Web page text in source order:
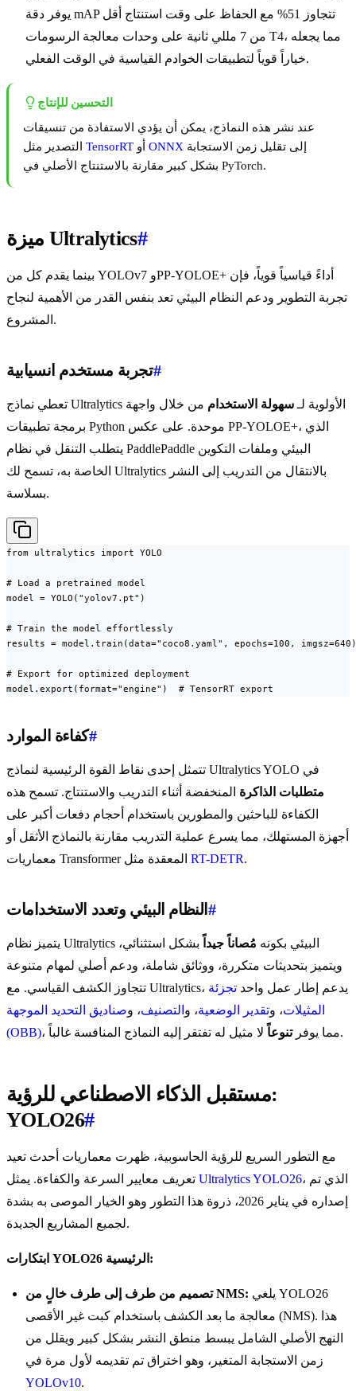
يوفر دقة mAP تتجاوز 51% مع الحفاظ على وقت استنتاج أقل
من 7 مللي ثانية على وحدات معالجة الرسومات T4، مما يجعله
خياراً قوياً لتطبيقات الخوادم القياسية في الوقت الفعلي.
التحسين للإنتاج
عند نشر هذه النماذج، يمكن أن يؤدي الاستفادة من تنسيقات
TensorRT ONNX
بشكل كبير مقارنة بالاستنتاج الأصلي في PyTorch.
ميزة Ultralytics#
بينما يقدم كل من YOLOv7 وPP-YOLOE+ أداءً قياسياً قوياً، فإن
تجربة التطوير ودعم النظام البيئي تعد بنفس القدر من الأهمية لنجاح
المشروع.
تجربة مستخدم انسيابية#
تعطي نماذج Ultralytics الأولوية لـ سهولة الاستخدام من خلال واجهة
برمجة تطبيقات Python موحدة. على عكس PP-YOLOE+، الذي
يتطلب التنقل في نظام PaddlePaddle البيئي وملفات التكوين
الخاصة به، تسمح لك Ultralytics بالانتقال من التدريب إلى النشر
بسلاسة.
from ultralytics import YOLO
# Load a pretrained model
model = YOLO("yolov7.pt")
# Train the model effortlessly
results = model.train(data="coco8.yaml", epochs=100, imgsz=640)
# Export for optimized deployment
model.export(format="engine")  # TensorRT export
كفاءة الموارد#
تتمثل إحدى نقاط القوة الرئيسية لنماذج Ultralytics YOLO في
متطلبات الذاكرة المنخفضة أثناء التدريب والاستنتاج. تسمح هذه
الكفاءة للباحثين والمطورين باستخدام أحجام دفعات أكبر على
أجهزة المستهلك، مما يسرع عملية التدريب مقارنة بالنماذج الأثقل أو
RT-DETR.
النظام البيئي وتعدد الاستخدامات#
يتميز نظام Ultralytics البيئي بكونه مُصاناً جيداً بشكل استثنائي،
ويتميز بتحديثات متكررة، ووثائق شاملة، ودعم أصلي لمهام متنوعة
تتجاوز الكشف القياسي. مع Ultralytics، يدعم إطار عمل واحد تجزئة
المثيلات، وتقدير الوضعية، و التصنيف، وصناديق التحديد الموجهة
(OBB)
، مما يوفرتنوعاً لا مثيل له تفتقر إليه النماذج المنافسة غالباً.
مستقبل الذكاء الاصطناعي للرؤية:
YOLO26#
مع التطور السريع للرؤية الحاسوبية، ظهرت معماريات أحدث تعيد
Ultralytics YOLO26، الذي تم
إصداره في يناير 2026، ذروة هذا التطور وهو الخيار الموصى به بشدة
لجميع المشاريع الجديدة.
ابتكارات YOLO26 الرئيسية:
تصميم من طرف إلى طرف خالٍ من NMS:
معالجة ما بعد الكشف باستخدام كبت غير الأقصى (NMS). هذا
النهج الأصلي الشامل يبسط منطق النشر بشكل كبير ويقلل من
زمن الاستجابة المتغير، وهو اختراق تم تقديمه لأول مرة في
YOLOv10.